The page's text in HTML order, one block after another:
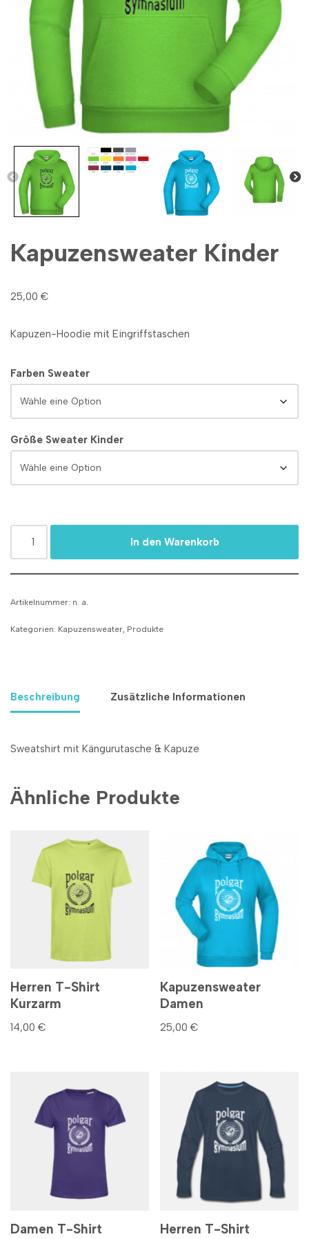
Kapuzensweater Kinder
25,00 €
Kapuzen-Hoodie mit Eingriffstaschen
Farben Sweater
Größe Sweater Kinder
In den Warenkorb
Artikelnummer: n. a.
Kategorien: Kapuzensweater Produkte
Beschreibung Zusätzliche Informationen
Sweatshirt mit Kängurutasche & Kapuze
Ähnliche Produkte
Herren T-Shirt
Kurzarm
14,00 €
Kapuzensweater
Damen
25,00€
Damen T-Shirt
Herren T-Shirt